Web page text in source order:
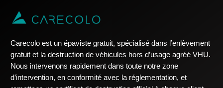
Carecolo est un épaviste gratuit, spécialisé dans l’enlèvement
gratuit et la destruction de véhicules hors d’usage agréé VHU.
Nous intervenons rapidement dans toute notre zone
d’intervention, en conformité avec la réglementation, et